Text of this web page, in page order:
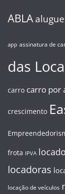
ABLA
app assinatura de
das
carro carro por
crescimento
frota IPVA
locadoras
locação de veículos